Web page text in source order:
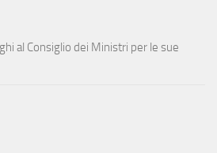
al Consiglio dei Ministri per le sue